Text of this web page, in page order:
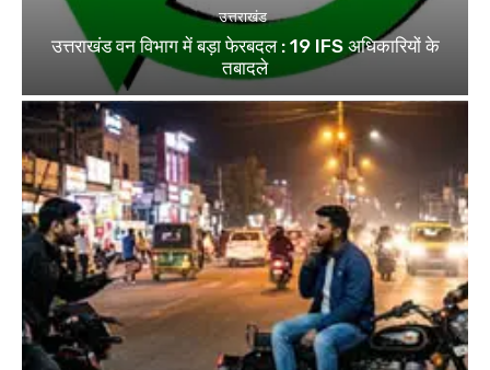
उत्तराखंड
उत्तराखंड वन विभाग में बड़ा फेरबदल : 19 IFS अधिकारियों के
तबादले